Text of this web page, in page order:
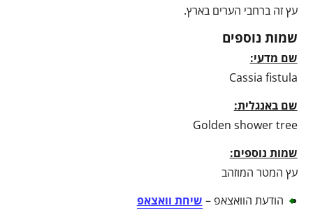
עץ זה ברחבי הערים בארץ.
שמות נוספים
שם מדעי:
Cassia fistula
שם באנגלית:
Golden shower tree
שמות נוספים:
עץ המטר המוזהב
הודעת הוואצאפ – שיחת וואצאפ